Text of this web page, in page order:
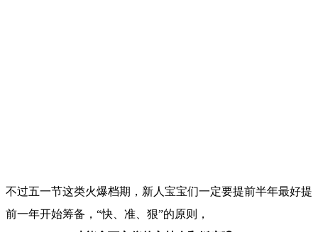
不过五一节这类火爆档期，新人宝宝们一定要提前半年最好提
前一年开始筹备，“快、准、狠”的原则，